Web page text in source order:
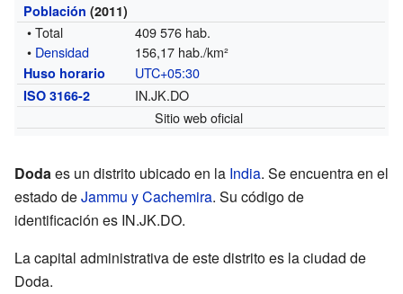
Población (2011)
• Total
409 576 hab.
• Densidad 156,17 hab./km²
Huso horario UTC+05:30
ISO 3166-2
IN.JK.DO
Sitio web oficial
Dodaes un distrito ubicado en la India. Se encuentra en el
estado deJammu y Cachemira. Su código de
identificación es IN.JK.DO.
La capital administrativa de este distrito es la ciudad de
Doda.